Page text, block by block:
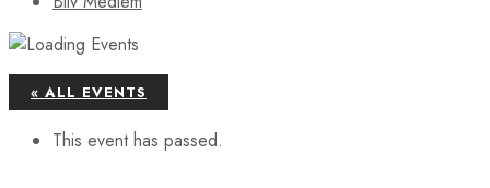
« ALL EVENTS
This event has passed.